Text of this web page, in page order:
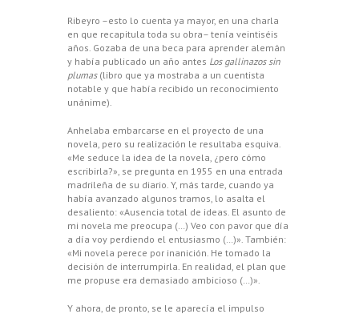
Ribeyro –esto lo cuenta ya mayor, en una charla
en que recapitula toda su obra– tenía veintiséis
años. Gozaba de una beca para aprender alemán
y había publicado un año antes Los gallinazos sin
plumas(libro que ya mostraba a un cuentista
notable y que había recibido un reconocimiento
unánime).
Anhelaba embarcarse en el proyecto de una
novela, pero su realización le resultaba esquiva.
«Me seduce la idea de la novela, ¿pero cómo
escribirla?», se pregunta en 1955 en una entrada
madrileña de su diario. Y, más tarde, cuando ya
había avanzado algunos tramos, lo asalta el
desaliento: «Ausencia total de ideas. El asunto de
mi novela me preocupa (…) Veo con pavor que día
a día voy perdiendo el entusiasmo (…)». También:
«Mi novela perece por inanición. He tomado la
decisión de interrumpirla. En realidad, el plan que
me propuse era demasiado ambicioso (…)».
Y ahora, de pronto, se le aparecía el impulso